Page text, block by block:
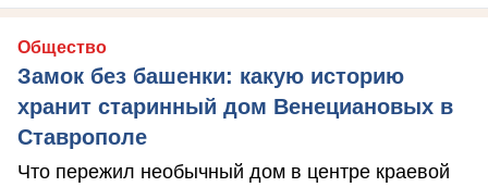
Общество
Замок без башенки: какую историю
хранит старинный дом Венециановых в
Ставрополе
Что пережил необычный дом в центре краевой